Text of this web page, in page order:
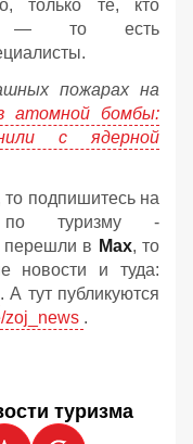
только те, кто
— то есть
пожарах на
атомной бомбы:
с ядерной
то подпишитесь на
по туризму -
в Мах, то
новости и туда:
. А тут публикуются
zoj_news .
туризма